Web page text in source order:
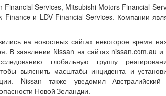
Financial Services, Mitsubishi Motors Financial
Finance и LDV Financial Services. Компании
на новостных сайтах некоторое время
В заявлении Nissan на сайтах nissan.com.au
глобальную группу
выяснить масштабы инцидента и
Nissan также уведомил Австралийский
Новой Зеландии.